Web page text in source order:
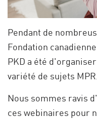
Pendant de
Fondation
PKD a été
variété de sujets MPR.
Nous sommes ravis
ces webinaires pour